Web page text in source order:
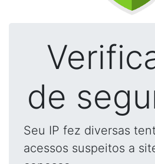
de
Seu IP fez diversas
acessos suspeitos a